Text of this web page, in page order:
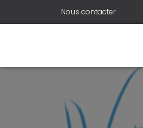
Nous contacter